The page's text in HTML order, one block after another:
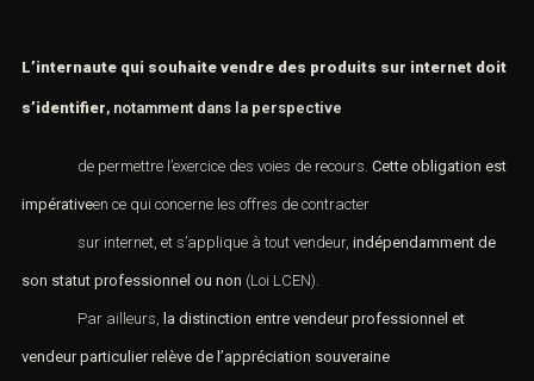
L’internaute qui souhaite vendre des produits sur internet doit
s’identifier, notamment dans la perspective
de permettre l’exercice des voies de recours.Cette obligation est
impérativeen ce qui concerne les offres de contracter
sur internet, et s’applique à tout vendeur,indépendamment de
son statut professionnel ou non (Loi LCEN).
Par ailleurs, la distinction entre vendeur professionnel et
vendeur particulier relève de l’appréciation souveraine